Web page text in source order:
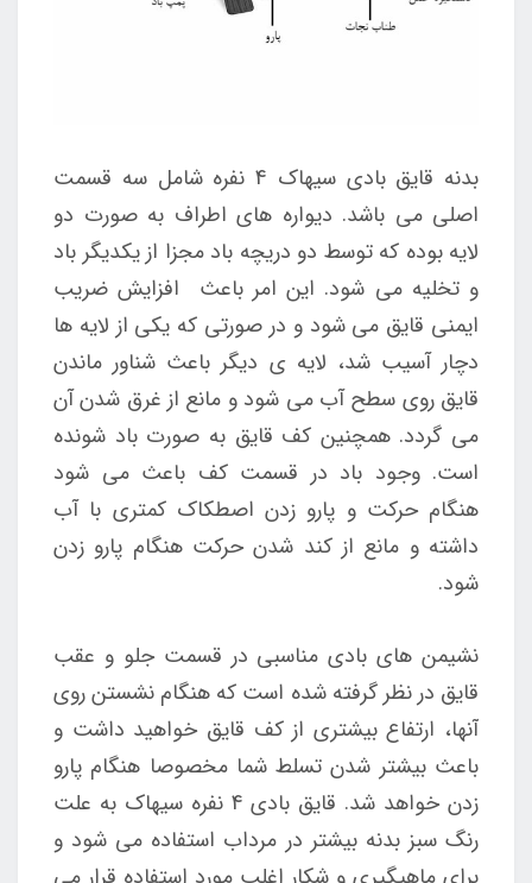
بدنه قایق بادی سیهاک 4 نفره شامل سه قسمت
اصلی می باشد. دیواره های اطراف به صورت دو
لایه بوده که توسط دو دریچه باد مجزا از یکدیگر باد
و تخلیه می شود. این امر باعث افزایش ضریب
ایمنی قایق می شود و در صورتی که یکی از لایه ها
دچار آسیب شد، لایه ی دیگر باعث شناور ماندن
قایق روی سطح آب می شود و مانع از غرق شدن آن
می گردد. همچنین کف قایق به صورت باد شونده
است. وجود باد در قسمت کف باعث می شود
هنگام حرکت و پارو زدن اصطکاک کمتری با آب
داشته و مانع از کند شدن حرکت هنگام پارو زدن
شود.
نشیمن های بادی مناسبی در قسمت جلو و عقب
قایق در نظر گرفته شده است که هنگام نشستن روی
آنها، ارتفاع بیشتری از کف قایق خواهید داشت و
باعث بیشتر شدن تسلط شما مخصوصا هنگام پارو
زدن خواهد شد.
قایق بادی 4 نفره سیهاک به علت
رنگ سبز بدنه بیشتر در مرداب استفاده می شود و